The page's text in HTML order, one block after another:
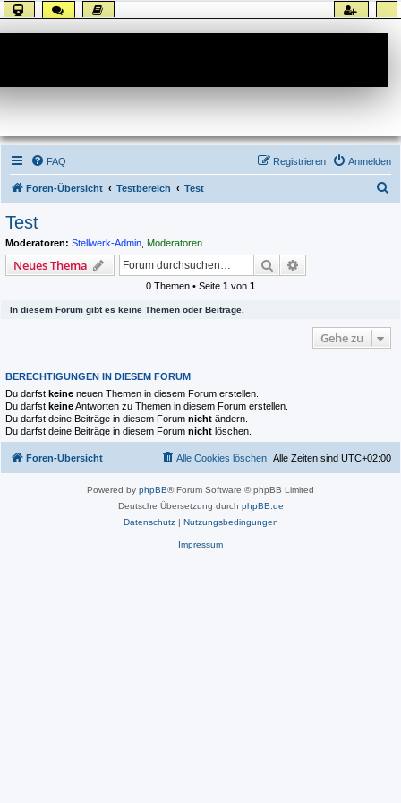
FAQ Anmelden
Registrieren
Foren-Übersicht Testbereich Test
Test
Moderatoren: Stellwerk-Admin Moderatoren
Neues Thema Suche
0 Themen • Seite 1 von 1
In diesem Forum gibt es keine Themen oder Beiträge.
Gehe zu
BERECHTIGUNGEN IN DIESEM FORUM
Du darfst keine neuen Themen in diesem Forum erstellen.
Du darfst keineAntworten zu Themen in diesem Forum erstellen.
Du darfst deine Beiträge in diesem Forum nicht ändern.
Du darfst deine Beiträge in diesem Forum nicht löschen.
Foren-Übersicht Alle Zeiten sind UTC+02:00
Alle Cookies löschen
Powered by phpBB® Forum Software © phpBB Limited
Deutsche Übersetzung durch phpBB.de
Datenschutz| Nutzungsbedingungen
Impressum